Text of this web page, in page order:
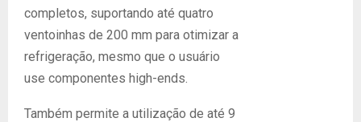
completos, suportando até quatro
ventoinhas de 200 mm para otimizar a
refrigeração, mesmo que o usuário
use componentes high-ends.
Também permite a utilização de até 9